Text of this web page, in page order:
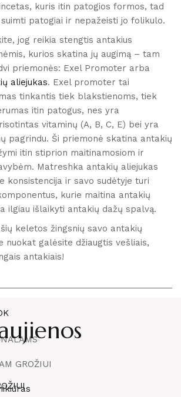
GROŽIUI
kuris itin patogios formos, tad
patogiai ir nepažeisti jo folikulo.
jog reikia stengtis antakius
kurios skatina jų augimą – tam
priemonės: Exel Promoter arba
aliejukas. Exel promoter tai
tinkantis tiek blakstienoms, tiek
itin patogus, nes yra
vitaminų (A, B, C, E) bei yra
pagrindu. Ši priemonė skatina antakių
itin stiprion maitinamosiom ir
Matreshka antakių aliejukas
konsistencija ir savo sudėtyje turi
kurie maitina antakių
ilgiau išlaikyti antakių dažų spalvą.
keletos žingsnių savo antakių
nuokat galėsite džiaugtis vešliais,
antakiais!